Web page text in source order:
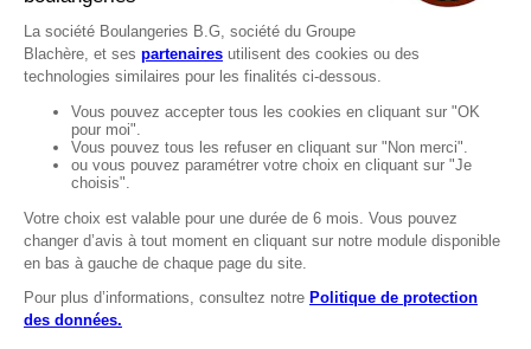
Recrutement
MENTIONS
Mentions légales
Protection des données
LignÉthique
Caractéristiques environnementales des